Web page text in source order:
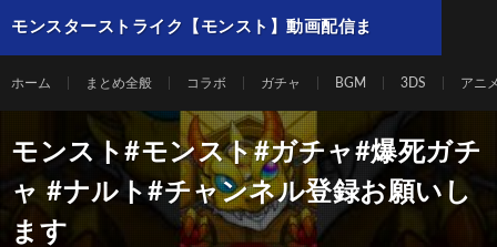
モンスターストライク【モンスト】動画配信ま
ホーム まとめ全般 コラボ ガチャ BGM 3DS アニ
モンスト#モンスト#ガチャ#爆死ガチ
ャ #ナルト#チャンネル登録お願いし
ます